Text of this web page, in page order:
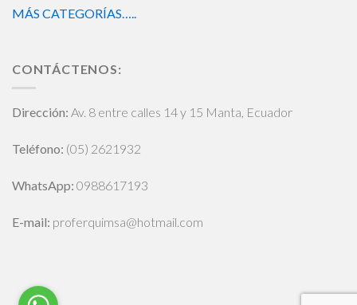
MÁS CATEGORÍAS…..
CONTÁCTENOS:
Dirección: Av. 8 entre calles 14 y 15 Manta, Ecuador
Teléfono: (05) 2621932
WhatsApp: 0988617193
E-mail: proferquimsa@hotmail.com